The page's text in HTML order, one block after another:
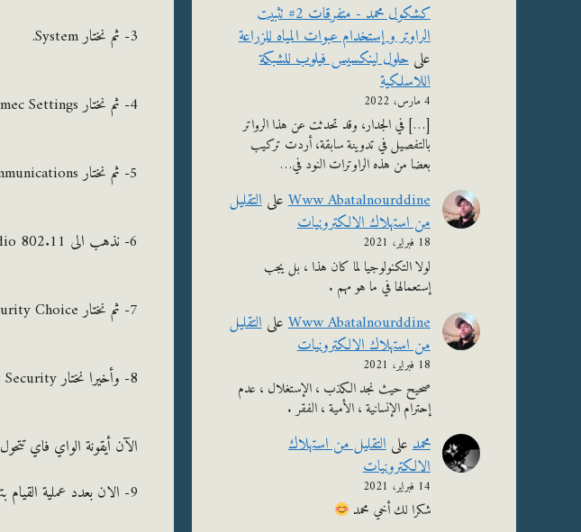
3- ثم نختار System.
4- ثم نختار Intermec Settings.
5- ثم نختار Communications.
6- نذهب الى 802.11 Radio.
7- ثم نختار Security Choice.
8- وأخيرا نختار Microsoft Security.
الآن أيقونة الواي فاي
9- الان بعدد عملية القيام بتهئية استقبال الواي فاي نقوم بالربط وذلك بذهاب الى الصفحة الرئيسية و من ثم اختيار Settings.
كشكول محمد - متفرقات 2# تثبيت
الراوتر و إستخدام عبوات المياه للزراعة
علىحلول لينكسيس فيلوب للشبكة
اللاسلكية
4 مارس، 2022
[…] في الجدار، وقد تحدثت عن هذا الرواتر
بالتفصيل في تدوينة سابقة، أردت تركيب
بعضا من هذه الراوترات النود في…
Www Abatalnourddineعلىالتقليل
من استهلاك الالكترونيات
18 فبراير، 2021
لولا التكنولوجيا لما كان هذا ، بل يجب
إستعمالها في ما هو مهم .
Www Abatalnourddineعلىالتقليل
من استهلاك الالكترونيات
18 فبراير، 2021
صحيح حيث نجد الكذب ، الإستغلال ، عدم
إحترام الإنسانية ، الأمية ، الفقر .
محمدعلىالتقليل من استهلاك
الالكترونيات
14 فبراير، 2021
شكرا لك أخي محمد